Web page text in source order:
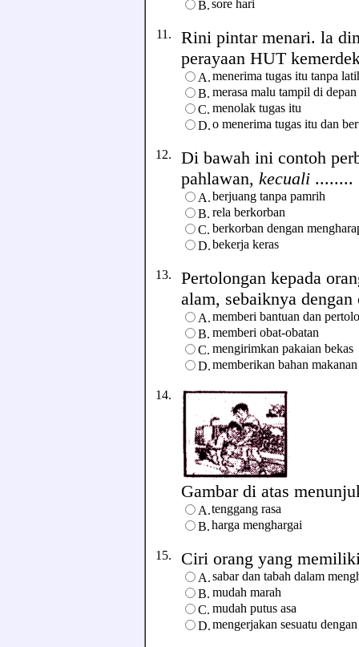
B.sore hari
11. Rini pintar menari. la
perayaan HUT
A.menerima tugas itu tanpa
B. merasa malu tampil di
C. menolak tugas itu
D.o menerima tugas itu dan
12. Di bawah ini contoh
pahlawan, kecuali ........
A.berjuang tanpa pamrih
B. rela berkorban
C. berkorban dengan
D.bekerja keras
13. Pertolongan kepada
alam, sebaiknya
A.memberi bantuan dan
B. memberi obat-obatan
C. mengirimkan pakaian bekas
D.memberikan bahan makanan
14.
Gambar di atas
A.tenggang rasa
B.harga menghargai
15. Ciri orang yang
A.sabar dan tabah dalam
B. mudah marah
C. mudah putus asa
D.mengerjakan sesuatu